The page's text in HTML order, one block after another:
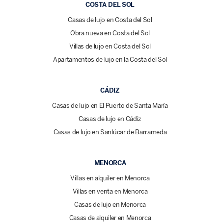
COSTA DEL SOL
Casas de lujo en Costa del Sol
Obra nueva en Costa del Sol
Villas de lujo en Costa del Sol
Apartamentos de lujo en la Costa del Sol
CÁDIZ
Casas de lujo en El Puerto de Santa María
Casas de lujo en Cádiz
Casas de lujo en Sanlúcar de Barrameda
MENORCA
Villas en alquiler en Menorca
Villas en venta en Menorca
Casas de lujo en Menorca
Casas de alquiler en Menorca